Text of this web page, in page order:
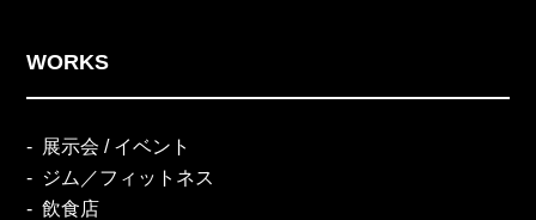
WORKS
展示会 / イベント
ジム／フィットネス
飲食店